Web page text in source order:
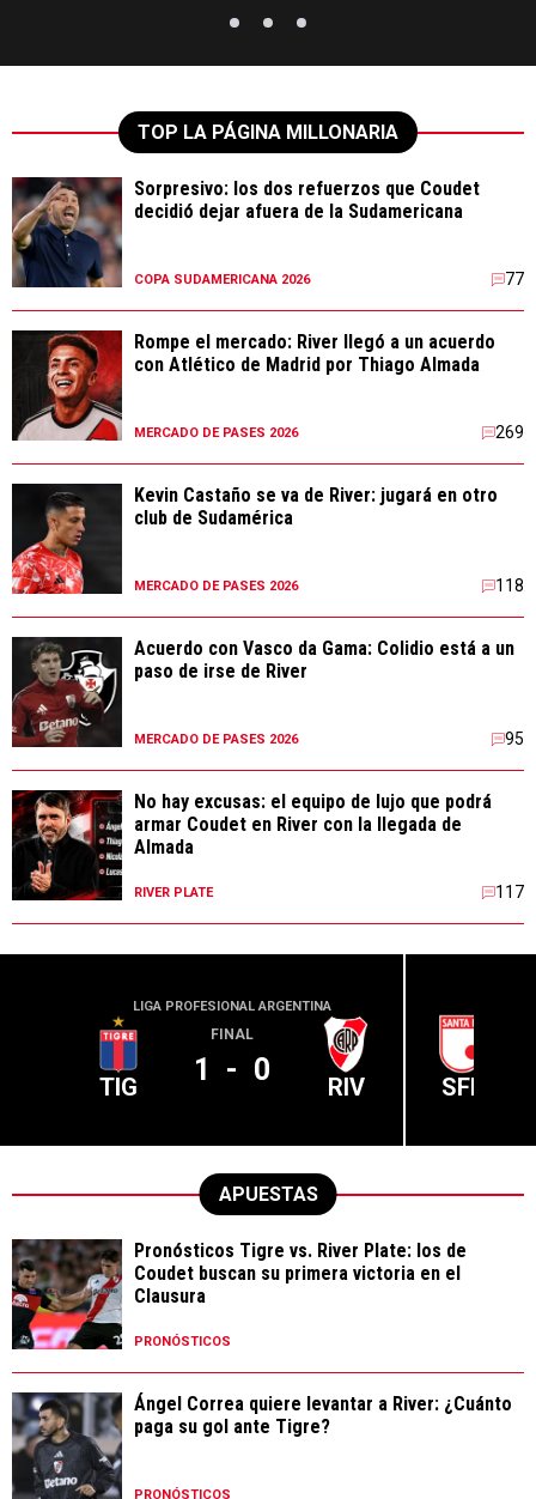
TOP LA PÁGINA MILLONARIA
Sorpresivo: los dos refuerzos que Coudet
decidió dejar afuera de la Sudamericana
COPA SUDAMERICANA 2026 77
Rompe el mercado: River llegó a un acuerdo
con Atlético de Madrid por Thiago Almada
MERCADO DE PASES 2026 269
Kevin Castaño se va de River: jugará en otro
club de Sudamérica
MERCADO DE PASES 2026 118
Acuerdo con Vasco da Gama: Colidio está a un
paso de irse de River
MERCADO DE PASES 2026 95
No hay excusas: el equipo de lujo que podrá
armar Coudet en River con la llegada de
Almada
RIVER PLATE 117
LIGA PROFESIONAL ARGENTINA
TIG
FINAL
1 - 0 RIV SFE
APUESTAS
Pronósticos Tigre vs. River Plate: los de
Coudet buscan su primera victoria en el
Clausura
PRONÓSTICOS
Ángel Correa quiere levantar a River: ¿Cuánto
paga su gol ante Tigre?
PRONÓSTICOS